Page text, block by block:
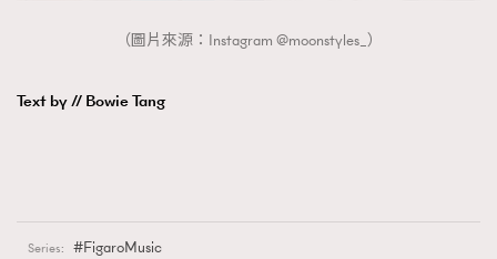
（圖片來源：Instagram @moonstyles_）
Text by // Bowie Tang
Series: FigaroMusic